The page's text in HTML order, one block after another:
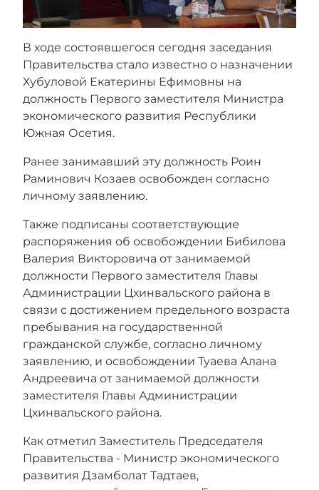
В ходе состоявшегося сегодня заседания
Правительства стало известно о назначении
Хубуловой Екатерины Ефимовны на
должность Первого заместителя Министра
экономического развития Республики
Южная Осетия.
Ранее занимавший эту должность Роин
Раминович Козаев освобожден согласно
личному заявлению.
Также подписаны соответствующие
распоряжения об освобождении Бибилова
Валерия Викторовича от занимаемой
должности Первого заместителя Главы
Администрации Цхинвальского района в
связи с достижением предельного возраста
пребывания на государственной
гражданской службе, согласно личному
заявлению, и освобождении Туаева Алана
Андреевича от занимаемой должности
заместителя Главы Администрации
Цхинвальского района.
Как отметил Заместитель Председателя
Правительства - Министр экономического
развития Дзамболат Тадтаев,